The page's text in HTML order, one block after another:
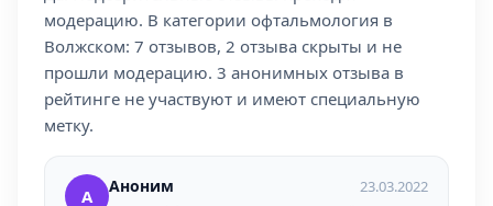
модерацию. В категории офтальмология в
Волжском: 7 отзывов, 2 отзыва скрыты и не
прошли модерацию. 3 анонимных отзыва в
рейтинге не участвуют и имеют специальную
метку.
А Аноним
23.03.2022